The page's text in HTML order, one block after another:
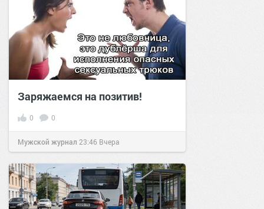
Заряжаемся на позитив!
0 0
Мужской журнал 23:46 Вчера